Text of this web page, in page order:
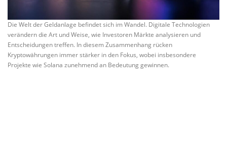
Die Welt der Geldanlage befindet sich im Wandel. Digitale Technologien
verändern die Art und Weise, wie Investoren Märkte analysieren und
Entscheidungen treffen. In diesem Zusammenhang rücken
Kryptowährungen immer stärker in den Fokus, wobei insbesondere
Projekte wie Solana zunehmend an Bedeutung gewinnen.